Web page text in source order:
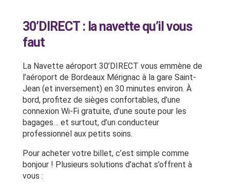
30’DIRECT : la navette qu’il vous
faut
La Navette aéroport 30’DIRECT vous emmène de
l’aéroport de Bordeaux Mérignac à la gare Saint-
Jean (et inversement) en 30 minutes environ. À
bord, profitez de sièges confortables, d’une
connexion Wi-Fi gratuite, d’une soute pour les
bagages… et surtout, d’un conducteur
professionnel aux petits soins.
Pour acheter votre billet, c’est simple comme
bonjour ! Plusieurs solutions d’achat s’offrent à
vous :